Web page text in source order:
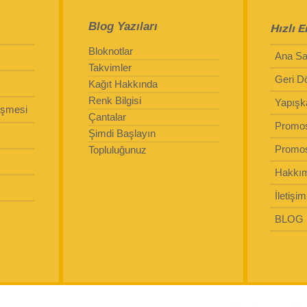
Blog Yazıları
Bloknotlar
Takvimler
Kağıt Hakkında
Renk Bilgisi
Çantalar
Şimdi Başlayın
Topluluğunuz
Hızlı
Ana
Geri
İletişim
BLOG